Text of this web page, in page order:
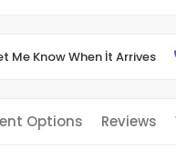
Me Know When İt Arrives
Options Reviews